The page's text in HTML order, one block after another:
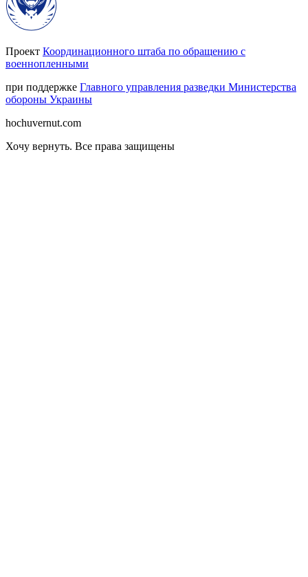
Проект Координационного штаба по обращению с
военнопленными
при поддержке Главного управления разведки Министерства
обороны Украины
hochuvernut.com
Хочу вернуть. Все права защищены